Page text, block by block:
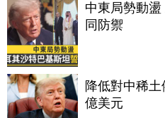
中東局勢動
同防禦
降低對中稀
億美元